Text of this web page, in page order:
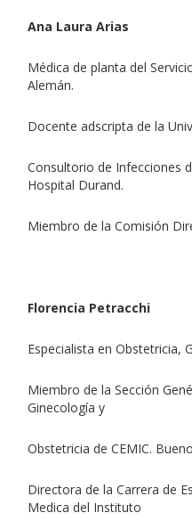
Ana Laura Arias
Médica de planta del
Alemán.
Docente adscripta de la
Consultorio de Infecciones
Hospital Durand.
Miembro de la Comisión
Florencia Petracchi
Especialista en Obstetricia,
Miembro de la Sección
Ginecología y
Obstetricia de CEMIC.
Directora de la Carrera de
Medica del Instituto